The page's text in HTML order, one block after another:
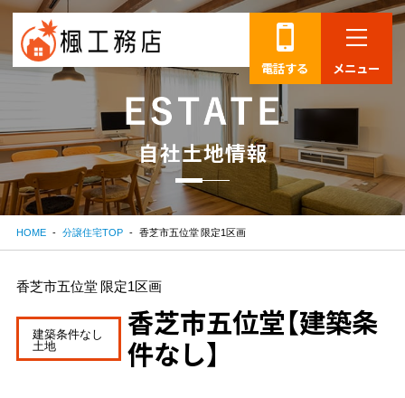
電話する メニュー
自社土地情報
HOME 分譲住宅TOP 香芝市五位堂 限定1区画
香芝市五位堂 限定1区画
建築条件なし
土地
香芝市五位堂【建築条
件なし】